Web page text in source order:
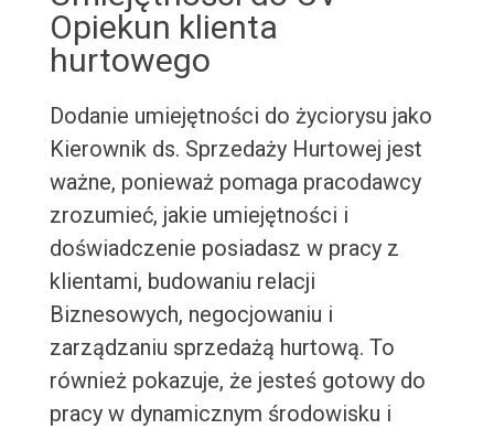
Opiekun klienta
hurtowego
Dodanie umiejętności do życiorysu jako
Kierownik ds. Sprzedaży Hurtowej jest
ważne, ponieważ pomaga pracodawcy
zrozumieć, jakie umiejętności i
doświadczenie posiadasz w pracy z
klientami, budowaniu relacji
Biznesowych, negocjowaniu i
zarządzaniu sprzedażą hurtową. To
również pokazuje, że jesteś gotowy do
pracy w dynamicznym środowisku i